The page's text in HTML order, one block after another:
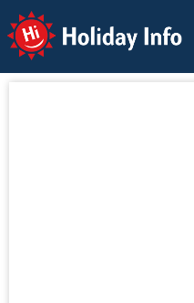
Holiday Info